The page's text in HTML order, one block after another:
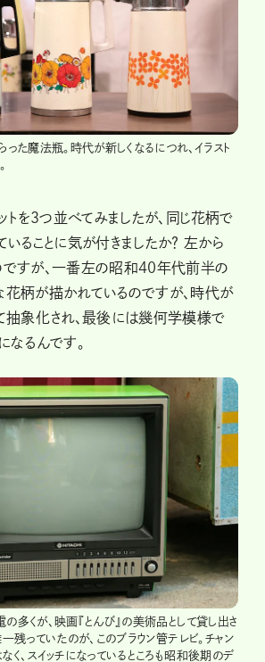
った魔法瓶。時代が新しくなるにつれ、イラスト
トを３つ並べてみましたが、同じ花柄で
いることに気が付きましたか？ 左から
すが、一番左の昭和40年代前半の
柄が描かれているのですが、時代が
抽象化され、最後には幾何学模様で
なるんです。
多くが、映画『とんび』の美術品として貸し出さ
残っていたのが、このブラウン管テレビ。チャン
く、スイッチになっているところも昭和後期のデ